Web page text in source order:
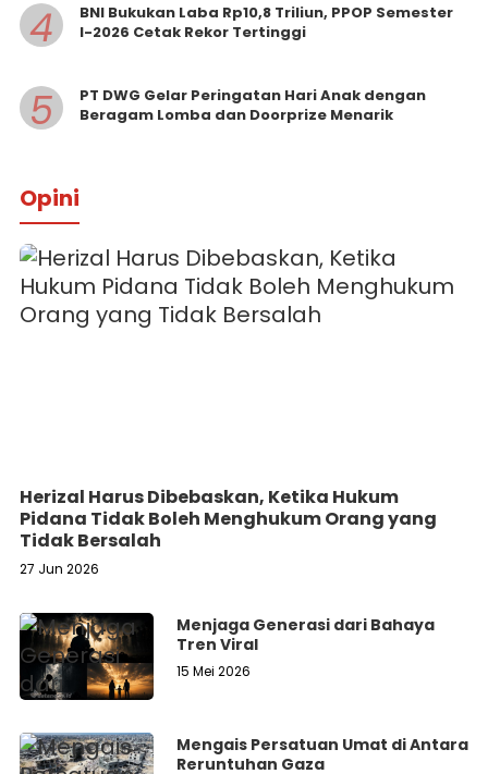
4
BNI Bukukan Laba Rp10,8 Triliun, PPOP Semester
I-2026 Cetak Rekor Tertinggi
5
PT DWG Gelar Peringatan Hari Anak dengan
Beragam Lomba dan Doorprize Menarik
Opini
Herizal Harus Dibebaskan, Ketika Hukum
Pidana Tidak Boleh Menghukum Orang yang
Tidak Bersalah
27 Jun 2026
Menjaga Generasi dari Bahaya
Tren Viral
15 Mei 2026
Mengais Persatuan Umat di Antara
Reruntuhan Gaza